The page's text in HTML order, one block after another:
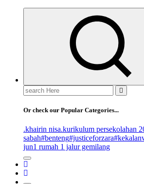
Search
for:
Or check our Popular Categories...
.khairin nisa.kurikulum persekolahan
sabah#benteng#justiceforzara
jun1 rumah 1 jalur gemilang